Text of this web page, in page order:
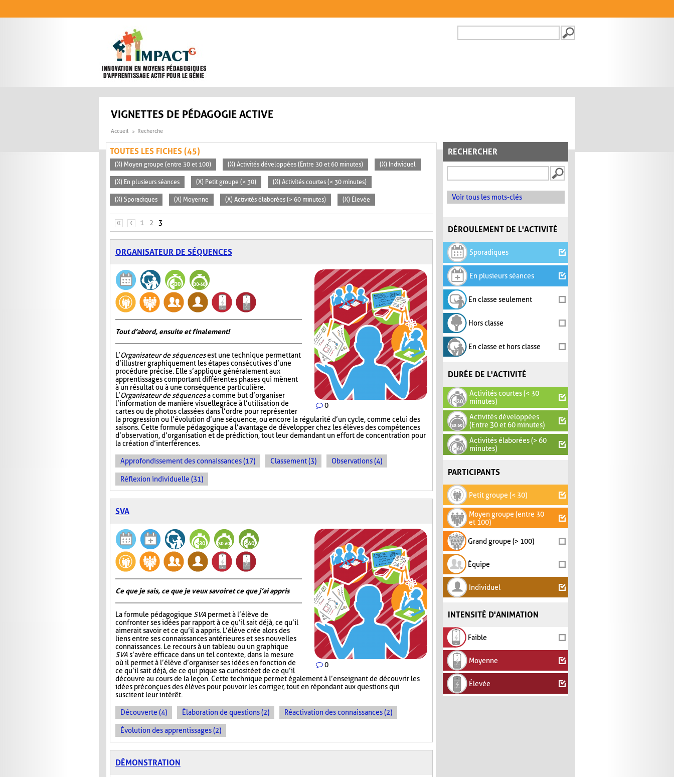
FORMULAIRE DE
VIGNETTES DE PÉDAGOGIE ACTIVE
Accueil Recherche
RECHERCHER
Voir tous les mots-clés
DÉROULEMENT DE L'ACTIVITÉ
Sporadiques
En plusieurs séances
En classe seulement
Hors classe
En classe et hors classe
DURÉE DE L'ACTIVITÉ
Activités courtes (< 30
minutes)
Activités développées
(Entre 30 et 60 minutes)
Activités élaborées (> 60
minutes)
PARTICIPANTS
Petit groupe (< 30)
Moyen groupe (entre 30
et 100)
Grand groupe (> 100)
Équipe
Individuel
INTENSITÉ D'ANIMATION
Faible
Moyenne
Élevée
TOUTES LES FICHES (45)
(X) Moyen groupe (entre 30 et 100) (X) Activités développées (Entre 30 et 60 minutes) (X) Individuel
(X) En plusieurs séances (X) Petit groupe (< 30) (X) Activités courtes (< 30 minutes)
(X) Sporadiques (X) Moyenne (X) Activités élaborées (> 60 minutes) (X) Élevée
PAGES
« ‹ 1 2 3
ORGANISATEUR DE SÉQUENCES
0
Tout d’abord, ensuite et finalement!
L’Organisateur de séquencesest une technique permettant
d’illustrer graphiquement les étapes consécutives d’une
procédure précise. Elle s’applique généralement aux
apprentissages comportant différentes phases qui mènent
à un résultat ou à une conséquence particulière.
L’Organisateur de séquencesa comme but d’organiser
l’information de manière visuellegrâce à l’utilisation de
cartes ou de photos classées dans l’ordre pour représenter
la progression ou l’évolution d’une séquence, ou encore la régularité d’un cycle, comme celui des
saisons. Cette formule pédagogique a l’avantage de développer chez les élèves des compétences
d’observation, d’organisation et de prédiction, tout leur demandant un effort de concentration pour
la création d’interférences.
Approfondissement des connaissances (17) Classement (3) Observations (4)
Réflexion individuelle (31)
SVA
0
Ce que je sais, ce que je veux savoir et ce que j’ai appris
La formule pédagogique SVA permet à l’élève de
confronter ses idées par rapport à ce qu’il sait déjà, ce qu’il
aimerait savoir et ce qu’il a appris. L’élève crée alors des
liens entre ses connaissances antérieures et ses nouvelles
connaissances. Le recours à un tableau ou un graphique
SVAs’avère efficace dans un tel contexte, dans la mesure
où il permet à l’élève d’organiser ses idées en fonction de
ce qu’il sait déjà, de ce qui pique sa curiosité et de ce qu’il
découvre au cours de la leçon. Cette technique permet également à l’enseignant de découvrir les
idées préconçues des élèves pour pouvoir les corriger, tout en répondant aux questions qui
suscitent leur intérêt.
Découverte (4) Élaboration de questions (2) Réactivation des connaissances (2)
Évolution des apprentissages (2)
DÉMONSTRATION